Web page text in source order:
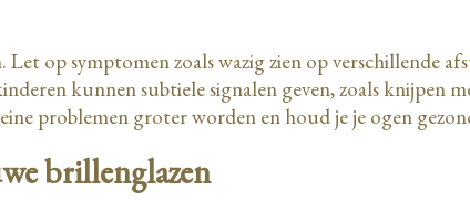
op symptomen zoals wazig zien op verschillende
kunnen subtiele signalen geven, zoals knijpen
problemen groter worden en houd je je ogen
brillenglazen